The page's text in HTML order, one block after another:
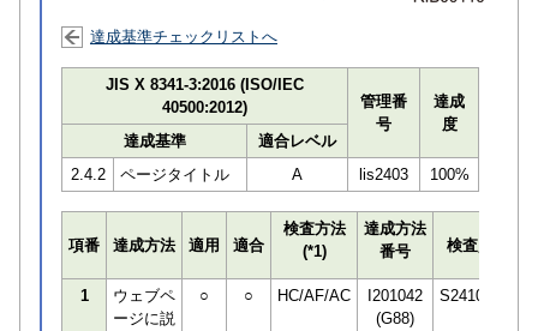
達成基準チェックリストへ
JIS X 8341-3:2016 (ISO/IEC
40500:2012)
管理番
号
達成
度
達成基準
適合レベル
2.4.2
ページタイトル A lis2403 100%
項番 達成方法 適用 適合
検査方法
(*1)
達成方法
番号
検査員
1
ウェブペ
ージに説
○ ○ HC/AF/AC
I201042
(G88)
S241068